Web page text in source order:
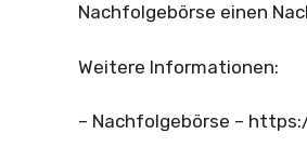
Nachfolgebörse einen
Weitere Informationen:
– Nachfolgebörse –